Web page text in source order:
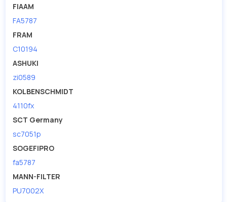
FIAAM
FA5787
FRAM
C10194
ASHUKI
zi0589
KOLBENSCHMIDT
4110fx
SCT Germany
sc7051p
SOGEFIPRO
fa5787
MANN-FILTER
PU7002X